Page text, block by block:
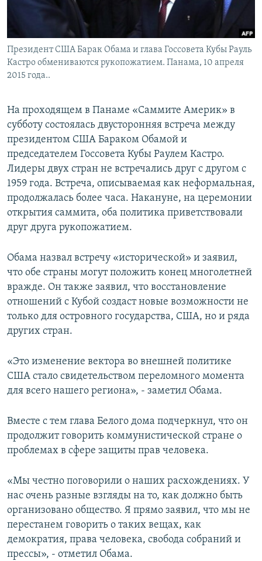
Հայերեն
English
Русский
Президент США Барак Обама и глава Госсовета Кубы Рауль
Кастро обмениваются рукопожатием. Панама, 10 апреля
2015 года..
На проходящем в Панаме «Саммите Америк» в
субботу состоялась двусторонняя встреча между
президентом США Бараком Обамой и
председателем Госсовета Кубы Раулем Кастро.
Лидеры двух стран не встречались друг с другом с
1959 года. Встреча, описываемая как неформальная,
продолжалась более часа. Накануне, на церемонии
открытия саммита, оба политика приветствовали
друг друга рукопожатием.
Обама назвал встречу «исторической» и заявил,
что обе страны могут положить конец многолетней
вражде. Он также заявил, что восстановление
отношений с Кубой создаст новые возможности не
только для островного государства, США, но и ряда
других стран.
«Это изменение вектора во внешней политике
США стало свидетельством переломного момента
для всего нашего региона», - заметил Обама.
Вместе с тем глава Белого дома подчеркнул, что он
продолжит говорить коммунистической стране о
проблемах в сфере защиты прав человека.
«Мы честно поговорили о наших расхождениях. У
нас очень разные взгляды на то, как должно быть
организовано общество. Я прямо заявил, что мы не
перестанем говорить о таких вещах, как
демократия, права человека, свобода собраний и
прессы», - отметил Обама.